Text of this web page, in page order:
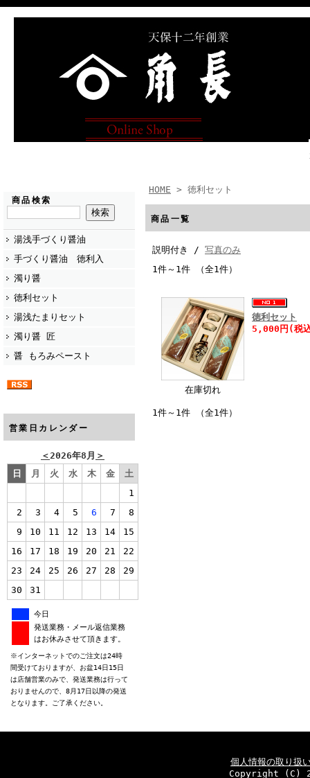
商品検索
湯浅手づくり醤油
手づくり醤油 徳利入
濁り醤
徳利セット
湯浅たまりセット
濁り醤 匠
醤 もろみペースト
営業日カレンダー
＜2026年8月 ＞
日
月 火 水 木 金
土
1
2
3 4 5 6 7
8
9
10 11 12 13 14
15
16
17 18 19 20 21
22
23
24 25 26 27 28
29
30
31
今日
発送業務・メール返信業務
はお休みさせて頂きます。
※インターネットでのご注文は24時
間受けておりますが、お盆14日15日
は店舗営業のみで、発送業務は行って
おりませんので、8月17日以降の発送
となります。ご了承ください。
HOME > 徳利セット
商品一覧
説明付き / 写真のみ
1件～1件 （全1件）
在庫切れ
徳利セット
5,000円(税
1件～1件 （全1件）
個人情報の取り扱
Copyright (C)